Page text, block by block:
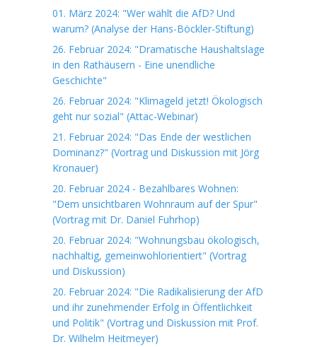
01. März 2024: "Wer wählt die AfD? Und
warum? (Analyse der Hans-Böckler-Stiftung)
26. Februar 2024: "Dramatische Haushaltslage
in den Rathäusern - Eine unendliche
Geschichte"
26. Februar 2024: "Klimageld jetzt! Ökologisch
geht nur sozial" (Attac-Webinar)
21. Februar 2024: "Das Ende der westlichen
Dominanz?" (Vortrag und Diskussion mit Jörg
Kronauer)
20. Februar 2024 - Bezahlbares Wohnen:
"Dem unsichtbaren Wohnraum auf der Spur"
(Vortrag mit Dr. Daniel Fuhrhop)
20. Februar 2024: "Wohnungsbau ökologisch,
nachhaltig, gemeinwohlorientiert" (Vortrag
und Diskussion)
20. Februar 2024: "Die Radikalisierung der AfD
und ihr zunehmender Erfolg in Öffentlichkeit
und Politik" (Vortrag und Diskussion mit Prof.
Dr. Wilhelm Heitmeyer)